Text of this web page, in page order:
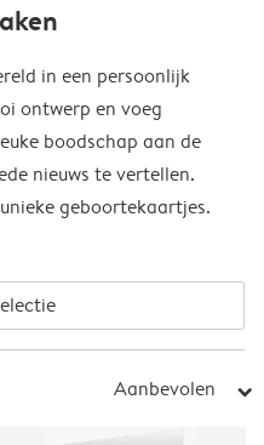
in een persoonlijk
ontwerp en voeg
boodschap aan de
nieuws te vertellen.
geboortekaartjes.
Aanbevolen arrow_right